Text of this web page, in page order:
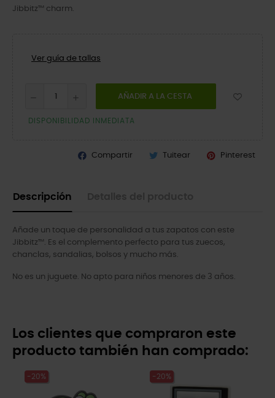
Jibbitz™ charm.
Ver guía de tallas
AÑADIR A LA CESTA
DISPONIBILIDAD INMEDIATA
Compartir Tuitear Pinterest
Descripción
Añade un toque de personalidad a tus zapatos con este
Jibbitz™. Es el complemento perfecto para tus zuecos,
chanclas, sandalias, bolsos y mucho más.
No es un juguete. No apto para niños menores de 3 años.
Los clientes que compraron este
producto también han comprado:
-20% -20%